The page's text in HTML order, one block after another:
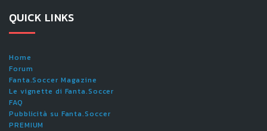
QUICK LINKS
Home
Forum
Fanta.Soccer Magazine
Le vignette di Fanta.Soccer
FAQ
Pubblicità su Fanta.Soccer
PREMIUM